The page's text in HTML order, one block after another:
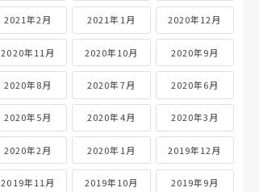
2021年2月 2021年1月 2020年12月
2020年11月 2020年10月 2020年9月
2020年8月 2020年7月 2020年6月
2020年5月 2020年4月 2020年3月
2020年2月 2020年1月 2019年12月
2019年11月 2019年10月 2019年9月